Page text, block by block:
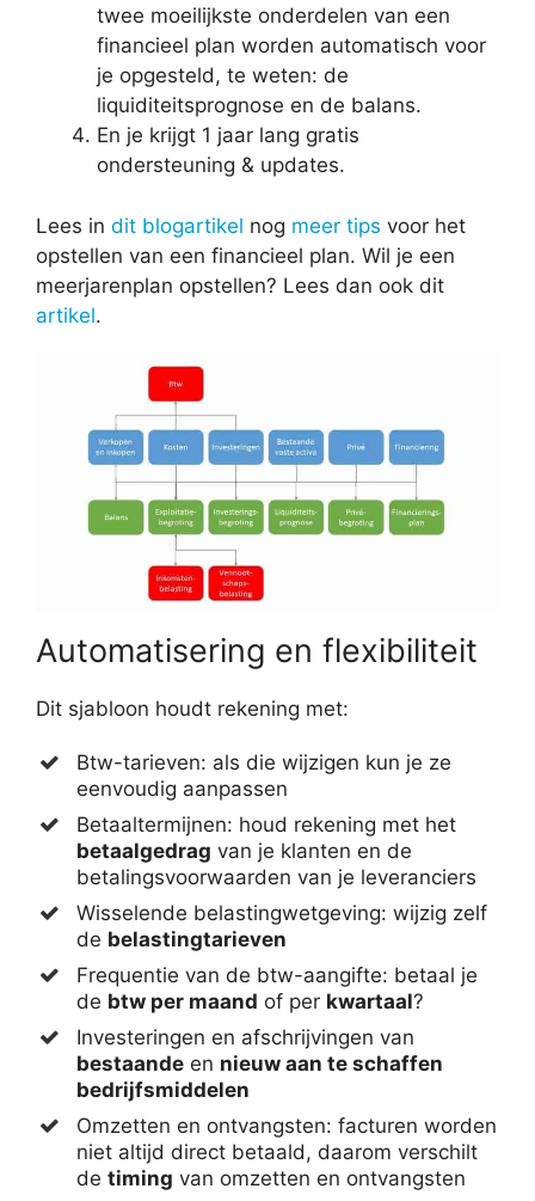
twee moeilijkste onderdelen van een
financieel plan worden automatisch voor
je opgesteld, te weten: de
liquiditeitsprognose en de balans.
En je krijgt 1 jaar lang gratis
ondersteuning & updates.
Lees in dit blogartikel nog meer tips voor het
opstellen van een financieel plan. Wil je een
meerjarenplan opstellen? Lees dan ook dit
artikel.
Automatisering en flexibiliteit
Dit sjabloon houdt rekening met:
Btw-tarieven: als die wijzigen kun je ze
eenvoudig aanpassen
Betaaltermijnen: houd rekening met het
betaalgedrag van je klanten en de
betalingsvoorwaarden van je leveranciers
Wisselende belastingwetgeving: wijzig zelf
de belastingtarieven
Frequentie van de btw-aangifte: betaal je
de btw per maand of per kwartaal?
Investeringen en afschrijvingen van
bestaande en nieuw aan te schaffen
bedrijfsmiddelen
Omzetten en ontvangsten: facturen worden
niet altijd direct betaald, daarom verschilt
de timing van omzetten en ontvangsten